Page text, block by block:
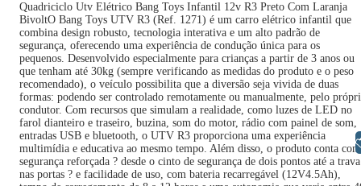
Quadriciclo Utv Elétrico Bang Toys Infantil 12v R3 Preto Com Laranja
BivoltO Bang Toys UTV R3 (Ref. 1271) é um carro elétrico infantil que
combina design robusto, tecnologia interativa e um alto padrão de
segurança, oferecendo uma experiência de condução única para os
pequenos. Desenvolvido especialmente para crianças a partir de 3 anos ou
que tenham até 30kg (sempre verificando as medidas do produto e o peso
recomendado), o veículo possibilita que a diversão seja vivida de duas
formas: podendo ser controlado remotamente ou manualmente, pelo
condutor. Com recursos que simulam a realidade, como luzes de LED no
farol dianteiro e traseiro, buzina, som do motor, rádio com painel de som,
entradas USB e bluetooth, o UTV R3 proporciona uma experiência
multimídia e educativa ao mesmo tempo. Além disso, o produto conta com
segurança reforçada ? desde o cinto de segurança de dois pontos até a trava
nas portas ? e facilidade de uso, com bateria recarregável (12V4.5Ah),
Libras